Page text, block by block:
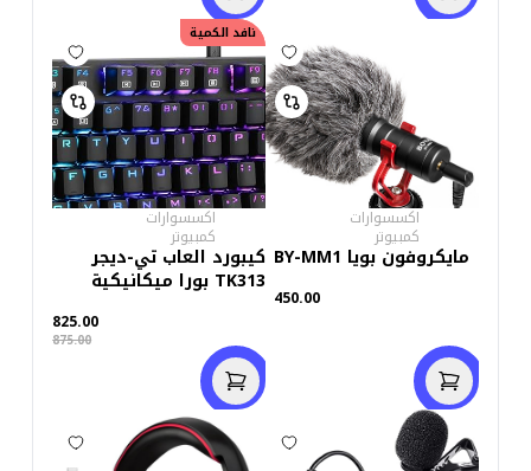
اكسسوارات
كمبيوتر
مايكروفون بويا BY-MM1
450.00
خصم50.00
نافد الكمية
اكسسوارات
كمبيوتر
كيبورد العاب تي-ديجر
TK313 بورا ميكانيكية
825.00
875.00